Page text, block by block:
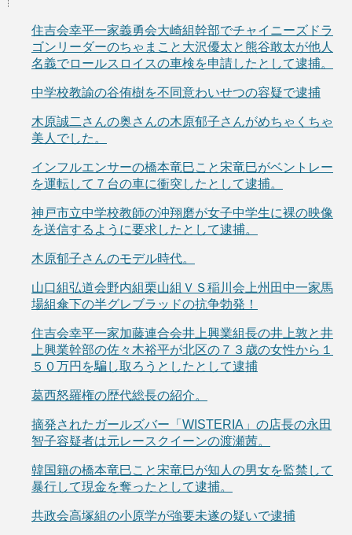
住吉会幸平一家義勇会大崎組幹部でチャイニーズドラ
ゴンリーダーのちゃまこと大沢優太と熊谷敢太が他人
名義でロールスロイスの車検を申請したとして逮捕。
中学校教諭の谷侑樹を不同意わいせつの容疑で逮捕
木原誠二さんの奥さんの木原郁子さんがめちゃくちゃ
美人でした。
インフルエンサーの橋本竜巳こと宋竜巳がベントレー
を運転して７台の車に衝突したとして逮捕。
神戸市立中学校教師の沖翔磨が女子中学生に裸の映像
を送信するように要求したとして逮捕。
木原郁子さんのモデル時代。
山口組弘道会野内組栗山組ＶＳ稲川会上州田中一家馬
場組傘下の半グレブラッドの抗争勃発！
住吉会幸平一家加藤連合会井上興業組長の井上敦と井
上興業幹部の佐々木裕平が北区の７３歳の女性から１
５０万円を騙し取ろうとしたとして逮捕
葛西怒羅権の歴代総長の紹介。
摘発されたガールズバー「WISTERIA」の店長の永田
智子容疑者は元レースクイーンの渡瀬茜。
韓国籍の橋本竜巳こと宋竜巳が知人の男女を監禁して
暴行して現金を奪ったとして逮捕。
共政会高塚組の小原学が強要未遂の疑いで逮捕